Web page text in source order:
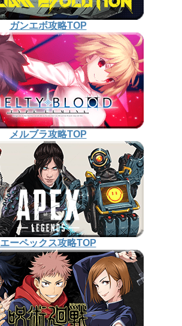
ガンエボ攻略TOP
メルブラ攻略TOP
エーペックス攻略TOP